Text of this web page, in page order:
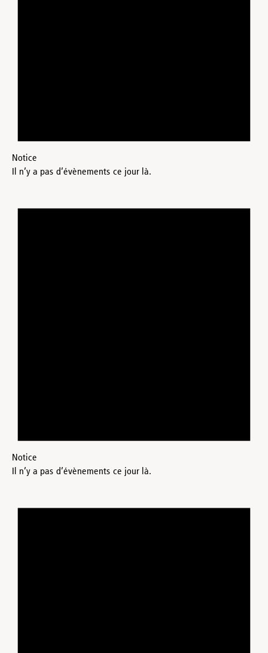
Notice
Il n’y a pas d’évènements ce jour là.
Notice
Il n’y a pas d’évènements ce jour là.